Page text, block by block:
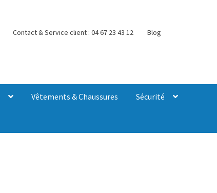
Contact & Service client : 04 67 23 43 12 Blog
Vêtements & Chaussures Sécurité